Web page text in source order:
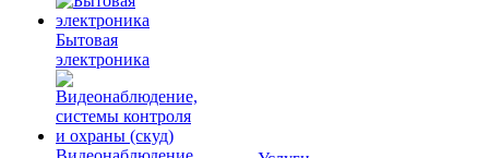
Бытовая
электроника